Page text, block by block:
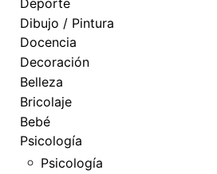
Dibujo / Pintura
Docencia
Decoración
Belleza
Bricolaje
Bebé
Psicología
Psicología